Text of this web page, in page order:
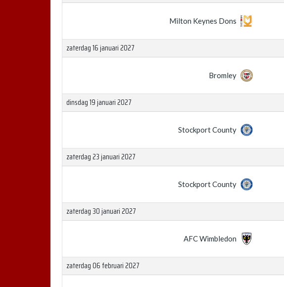
Milton Keynes Dons
zaterdag 16 januari 2027
Bromley
dinsdag 19 januari 2027
Stockport County
zaterdag 23 januari 2027
Stockport County
zaterdag 30 januari 2027
AFC Wimbledon
zaterdag 06 februari 2027